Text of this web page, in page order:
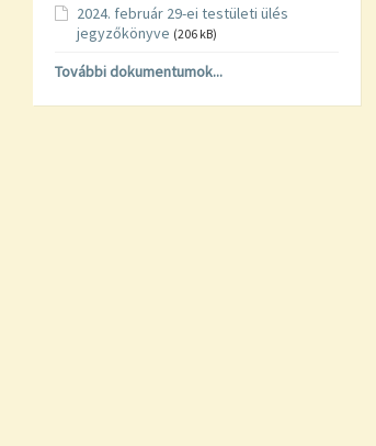
2024. február 29-ei testületi ülés
jegyzőkönyve (206 kB)
További dokumentumok...